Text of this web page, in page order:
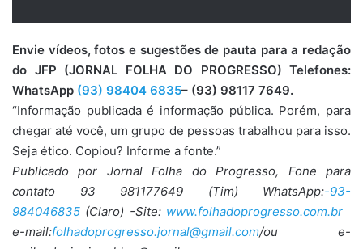
Envie vídeos, fotos e sugestões de pauta para a redação
do JFP (JORNAL FOLHA DO PROGRESSO) Telefones:
WhatsApp (93) 98404 6835– (93) 98117 7649.
“Informação publicada é informação pública. Porém, para
chegar até você, um grupo de pessoas trabalhou para isso.
Seja ético. Copiou? Informe a fonte.”
Publicado por Jornal Folha do Progresso, Fone para
contato 93 981177649 (Tim) WhatsApp:-93-
984046835 (Claro) -Site: www.folhadoprogresso.com.br
e-mail:folhadoprogresso.jornal@gmail.com/ou e-